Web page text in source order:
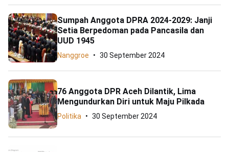
Sumpah Anggota DPRA 2024-2029: Janji
Setia Berpedoman pada Pancasila dan
UUD 1945
Nanggroe 30 September 2024
76 Anggota DPR Aceh Dilantik, Lima
Mengundurkan Diri untuk Maju Pilkada
Politika 30 September 2024